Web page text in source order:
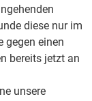
diese nur im
gegen einen
bereits jetzt an
unsere